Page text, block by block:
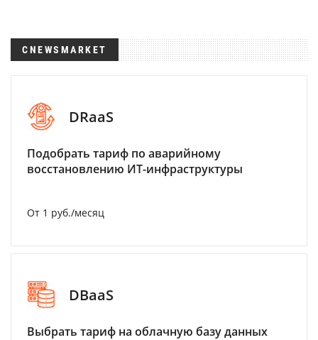
CNEWSMARKET
DRaaS
Подобрать тариф по аварийному
восстановлению ИТ-инфраструктуры
От 1 руб./месяц
DBaaS
Выбрать тариф на облачную базу данных